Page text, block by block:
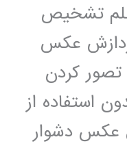
تشخیص
عکس
تصور کردن
استفاده از
عکس دشوار